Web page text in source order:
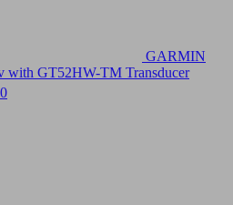
GARMIN
GT52HW-TM Transducer
Current
price